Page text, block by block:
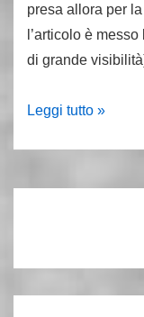
presa allora per
l’articolo è
di grande
Giugno
sciopero
Leggi tutto »